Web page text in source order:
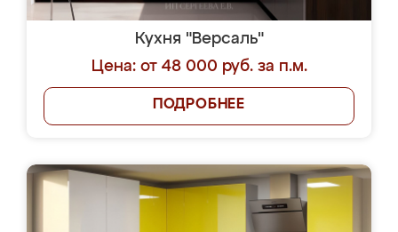
Кухня "Версаль"
Цена: от 48 000 руб. за п.м.
ПОДРОБНЕЕ